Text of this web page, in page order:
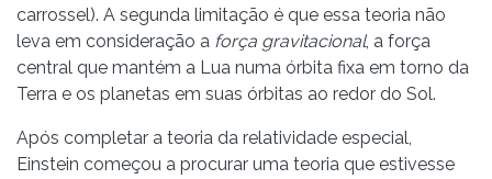
carrossel). A segunda limitação é que essa teoria não
leva em consideração a força gravitacional, a força
central que mantém a Lua numa órbita fixa em torno da
Terra e os planetas em suas órbitas ao redor do Sol.
Após completar a teoria da relatividade especial,
Einstein começou a procurar uma teoria que estivesse